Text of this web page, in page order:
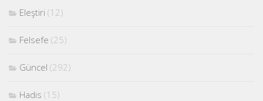
Eleştiri (12)
Felsefe (25)
Güncel (292)
Hadis (15)